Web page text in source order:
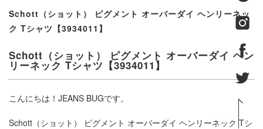
Schott（ショット） ピグメント オーバーダイ ヘンリーネッ
ク Tシャツ【3934011】
Schott（ショット） ピグメント オーバーダイ ヘン
リーネック Tシャツ【3934011】
こんにちは！JEANS BUGです。
Schott（ショット） ピグメント オーバーダイ ヘンリーネック Tシ